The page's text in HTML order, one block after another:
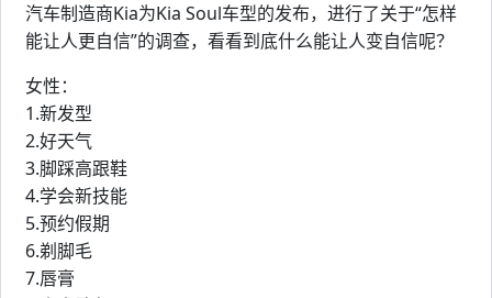
汽车制造商Kia为Kia Soul车型的发布，进行了关于“怎样
能让人更自信”的调查，看看到底什么能让人变自信呢？
女性：
1.新发型
2.好天气
3.脚踩高跟鞋
4.学会新技能
5.预约假期
6.剃脚毛
7.唇膏